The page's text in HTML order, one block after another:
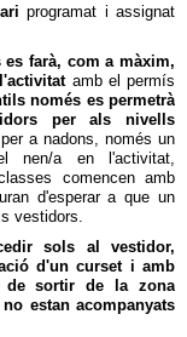
programat i assignat
farà, com a màxim,
amb el permís
només es permetrà
per als nivells
a nadons, només un
nen/a en l'activitat,
comencen amb
d'esperar a que un
vestidors.
sols al vestidor,
d'un curset i amb
de sortir de la zona
estan acompanyats